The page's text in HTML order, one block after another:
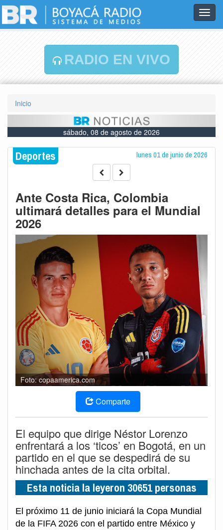
RADIO EN VIVO
Inicio
sábado, 08 de agosto de 2026
Deportes lunes 01 de junio de 2026
Ante Costa Rica, Colombia
ultimará detalles para el Mundial
2026
Foto: copaamerica.com
Comparte
El equipo que dirige Néstor Lorenzo
enfrentará a los ‘ticos’ en Bogotá, en un
partido en el que se despedirá de su
hinchada antes de la cita orbital.
Esta noticia la leyeron 30651 personas
El próximo 11 de junio iniciará la Copa Mundial
de la FIFA 2026 con el partido entre México y